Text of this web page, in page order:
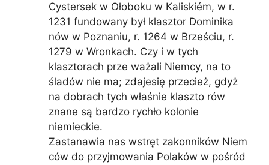
Cystersek w Ołoboku w Kaliskiém, w r.
1231 fundowany był klasztor Dominika
nów w Poznaniu, r. 1264 w Brześciu, r.
1279 w Wronkach. Czy i w tych
klasztorach prze ważali Niemcy, na to
śladów nie ma; zdajesię przecież, gdyż
na dobrach tych właśnie klaszto rów
znane są bardzo rychło kolonie
niemieckie.
Zastanawia nas wstręt zakonników Niem
ców do przyjmowania Polaków w pośród